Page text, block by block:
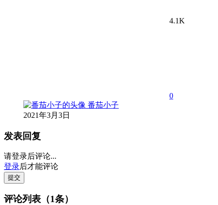
4.1K
0
番茄小子
2021年3月3日
发表回复
请登录后评论...
登录后才能评论
提交
评论列表（1条）